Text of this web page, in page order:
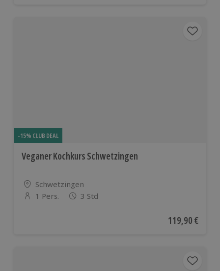
-15% CLUB DEAL
Veganer Kochkurs Schwetzingen
Standort
Schwetzingen
Anzahl der Teilnehmer
1 Pers. 3 Std
Aktueller Preis
119,90 €